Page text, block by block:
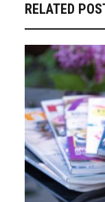
RELATED